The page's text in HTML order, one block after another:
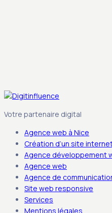
Votre partenaire digital
Agence web à Nice
Création d’un site
Agence développement
Agence web
Agence de
Site web responsive
Services
Mentions légales